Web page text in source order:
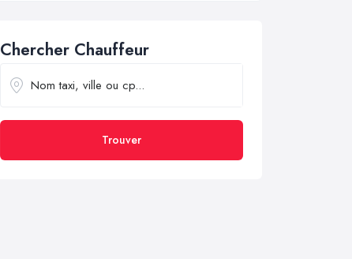
Chercher Chauffeur
Trouver